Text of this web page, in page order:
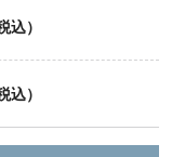
込）
込）